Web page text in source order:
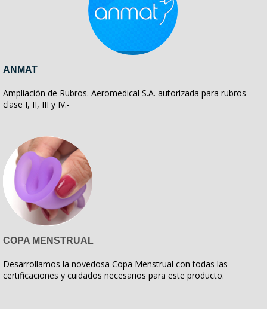
ANMAT
Ampliación de Rubros. Aeromedical S.A. autorizada para rubros
clase I, II, III y IV.-
COPA MENSTRUAL
Desarrollamos la novedosa Copa Menstrual con todas las
certificaciones y cuidados necesarios para este producto.